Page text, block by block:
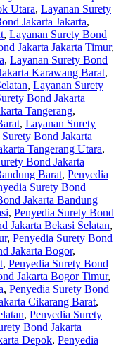
Utara, Layanan Surety
Jakarta Jakarta,
, Layanan Surety Bond
Jakarta Jakarta Timur,
, Layanan Surety Bond
Karawang Barat,
, Layanan Surety
Bond Jakarta
Tangerang,
, Layanan Surety
Bond Jakarta
Tangerang Utara,
Bond Jakarta
Barat, Penyedia
Surety Bond
Jakarta Bandung
, Penyedia Surety Bond
Jakarta Bekasi Selatan,
, Penyedia Surety Bond
Jakarta Bogor,
, Penyedia Surety Bond
Jakarta Bogor Timur,
, Penyedia Surety Bond
Cikarang Barat,
, Penyedia Surety
Bond Jakarta
Depok, Penyedia